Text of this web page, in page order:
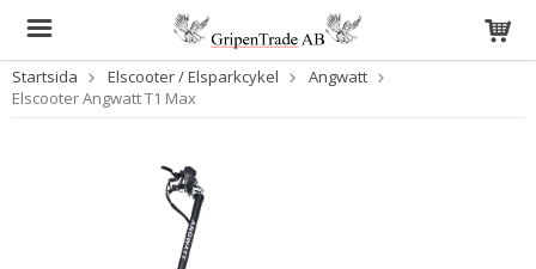
Startsida Elscooter / Elsparkcykel
Angwatt
Elscooter Angwatt T1 Max